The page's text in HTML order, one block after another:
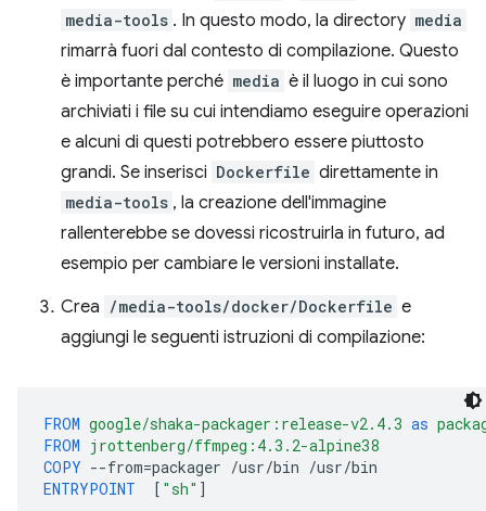
media-tools . In questo modo, la directory media
rimarrà fuori dal contesto di compilazione. Questo
è importante perché media è il luogo in cui sono
archiviati i file su cui intendiamo eseguire operazioni
e alcuni di questi potrebbero essere piuttosto
grandi. Se inserisci Dockerfile direttamente in
media-tools , la creazione dell'immagine
rallenterebbe se dovessi ricostruirla in futuro, ad
esempio per cambiare le versioni installate.
Crea /media-tools/docker/Dockerfile e
aggiungi le seguenti istruzioni di compilazione:
FROM google/shaka-packager:release-v2.4.3 as
FROM jrottenberg/ffmpeg:4.3.2-alpine38
COPY --from=packager /usr/bin
ENTRYPOINT
[ "sh" ]